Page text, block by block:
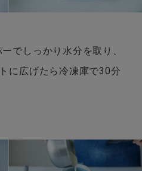
でしっかり水分を取り、
に広げたら冷凍庫で30分